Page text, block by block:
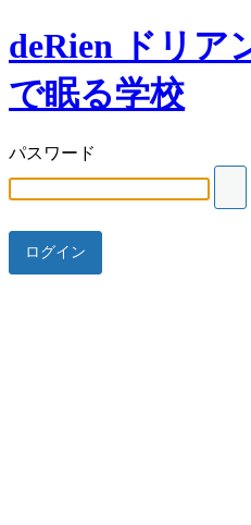
deRien ドリア
で眠る学校
パスワード